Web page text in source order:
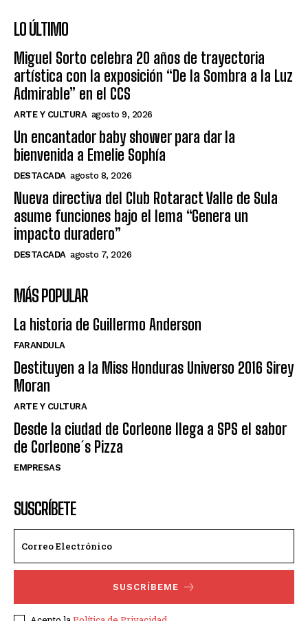
LO ÚLTIMO
Miguel Sorto celebra 20 años de trayectoria
artística con la exposición “De la Sombra a la Luz
Admirable” en el CCS
ARTE Y CULTURA agosto 9, 2026
Un encantador baby shower para dar la
bienvenida a Emelie Sophía
DESTACADA agosto 8, 2026
Nueva directiva del Club Rotaract Valle de Sula
asume funciones bajo el lema “Genera un
impacto duradero”
DESTACADA agosto 7, 2026
MÁS POPULAR
La historia de Guillermo Anderson
FARANDULA
Destituyen a la Miss Honduras Universo 2016 Sirey
Moran
ARTE Y CULTURA
Desde la ciudad de Corleone llega a SPS el sabor
de Corleone´s Pizza
EMPRESAS
SUSCRÍBETE
SUSCRÍBEME